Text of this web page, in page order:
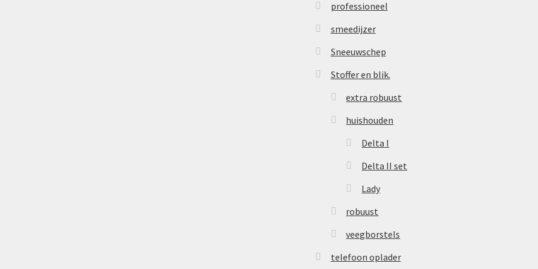
professioneel
smeedijzer
Sneeuwschep
Stoffer en blik.
extra robuust
huishouden
Delta I
Delta II set
Lady
robuust
veegborstels
telefoon oplader